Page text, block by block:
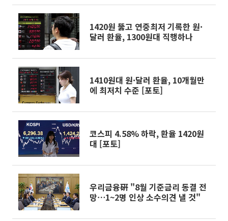
1420원 뚫고 연중최저 기록한 원·
달러 환율, 1300원대 직행하나
1410원대 원·달러 환율, 10개월만
에 최저치 수준 [포토]
코스피 4.58% 하락, 환율 1420원
대 [포토]
우리금융硏 "8월 기준금리 동결 전
망⋯1~2명 인상 소수의견 낼 것"